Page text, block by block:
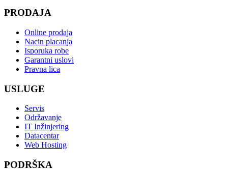
PRODAJA
Online prodaja
Nacin placanja
Isporuka robe
Garantni uslovi
Pravna lica
USLUGE
Servis
Održavanje
IT Inžinjering
Datacentar
Web Hosting
PODRŠKA